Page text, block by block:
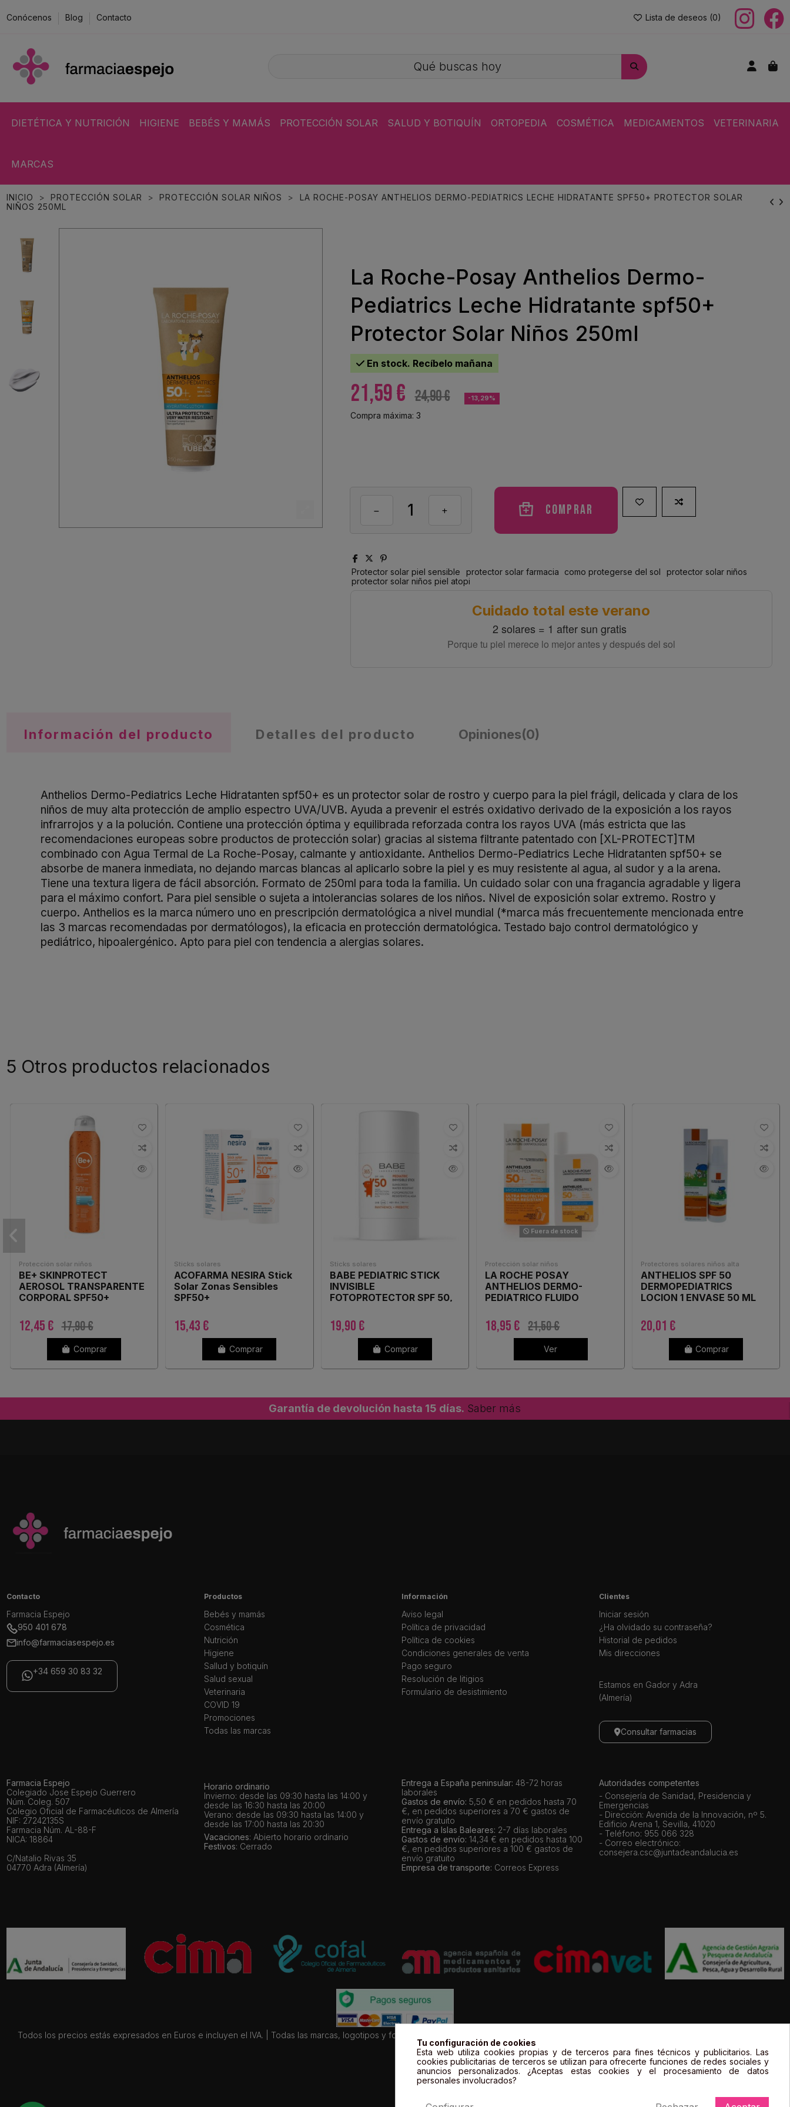
Conócenos Blog Contacto Lista de deseos (0)
DIETÉTICA Y NUTRICIÓN HIGIENE BEBÉS Y MAMÁS PROTECCIÓN SOLAR SALUD Y BOTIQUÍN ORTOPEDIA COSMÉTICA MEDICAMENTOS VETERINARIA
MARCAS
INICIO PROTECCIÓN SOLAR PROTECCIÓN SOLAR NIÑOS
LA ROCHE-POSAY ANTHELIOS DERMO-PEDIATRICS LECHE HIDRATANTE SPF50+ PROTECTOR SOLAR
NIÑOS 250ML
La Roche-Posay Anthelios Dermo-
Pediatrics Leche Hidratante spf50+
Protector Solar Niños 250ml
En stock. Recíbelo mañana
21,59 € 24,90 € -13,29%
Compra máxima: 3
Comprar
Protector solar piel sensible protector solar farmacia como protegerse del sol
protector solar niños
protector solar niños piel atopi
Cuidado total este verano
2 solares = 1 after sun gratis
Porque tu piel merece lo mejor antes y después del sol
Información del producto Detalles del producto Opiniones(0)
Anthelios Dermo-Pediatrics Leche Hidratanten spf50+ es un protector solar de rostro y cuerpo para la piel frágil, delicada y clara de los
niños de muy alta protección de amplio espectro UVA/UVB. Ayuda a prevenir el estrés oxidativo derivado de la exposición a los rayos
infrarrojos y a la polución. Contiene una protección óptima y equilibrada reforzada contra los rayos UVA (más estricta que las
recomendaciones europeas sobre productos de protección solar) gracias al sistema filtrante patentado con [XL-PROTECT]TM
combinado con Agua Termal de La Roche-Posay, calmante y antioxidante. Anthelios Dermo-Pediatrics Leche Hidratanten spf50+ se
absorbe de manera inmediata, no dejando marcas blancas al aplicarlo sobre la piel y es muy resistente al agua, al sudor y a la arena.
Tiene una textura ligera de fácil absorción. Formato de 250ml para toda la familia. Un cuidado solar con una fragancia agradable y ligera
para el máximo confort. Para piel sensible o sujeta a intolerancias solares de los niños. Nivel de exposición solar extremo. Rostro y
cuerpo. Anthelios es la marca número uno en prescripción dermatológica a nivel mundial (*marca más frecuentemente mencionada entre
las 3 marcas recomendadas por dermatólogos), la eficacia en protección dermatológica. Testado bajo control dermatológico y
pediátrico, hipoalergénico. Apto para piel con tendencia a alergias solares.
5 Otros productos relacionados
Protección solar niños
BE+ SKINPROTECT
AEROSOL TRANSPARENTE
CORPORAL SPF50+
12,45 € 17,90 €
Comprar
Sticks solares
ACOFARMA NESIRA Stick
Solar Zonas Sensibles
SPF50+
15,43 €
Comprar
Sticks solares
BABE PEDIATRIC STICK
INVISIBLE
FOTOPROTECTOR SPF 50,
19,90 €
Comprar
Fuera de stock
Protección solar niños
LA ROCHE POSAY
ANTHELIOS DERMO-
PEDIATRICO FLUIDO
18,95 € 21,50 €
Ver
Protectores solares niños alta
ANTHELIOS SPF 50
DERMOPEDIATRICS
LOCION 1 ENVASE 50 ML
20,01 €
Comprar
Garantía de devolución hasta 15 días. Saber más
Contacto
Farmacia Espejo
950 401 678
info@farmaciasespejo.es
+34 659 30 83 32
Productos
Bebés y mamás
Cosmética
Nutrición
Higiene
Sallud y botiquín
Salud sexual
Veterinaria
COVID 19
Promociones
Todas las marcas
Información
Aviso legal
Política de privacidad
Política de cookies
Condiciones generales de venta
Pago seguro
Resolución de litigios
Formulario de desistimiento
Clientes
Iniciar sesión
¿Ha olvidado su contraseña?
Historial de pedidos
Mis direcciones
Estamos en Gador y Adra
(Almería)
Consultar farmacias
Farmacia Espejo
Colegiado Jose Espejo Guerrero
Núm. Coleg. 507
Colegio Oficial de Farmacéuticos de Almería
NIF: 27242135S
Farmacia Núm. AL-88-F
NICA: 18864
C/Natalio Rivas 35
04770 Adra (Almería)
Horario ordinario
Invierno: desde las 09:30 hasta las 14:00 y
desde las 16:30 hasta las 20:00
Verano: desde las 09:30 hasta las 14:00 y
desde las 17:00 hasta las 20:30
Vacaciones: Abierto horario ordinario
Festivos: Cerrado
Entrega a España peninsular: 48-72 horas
laborales
Gastos de envío: 5,50 € en pedidos hasta 70
€, en pedidos superiores a 70 € gastos de
envío gratuito
Entrega a Islas Baleares: 2-7 días laborales
Gastos de envío: 14,34 € en pedidos hasta 100
€, en pedidos superiores a 100 € gastos de
envío gratuito
Empresa de transporte: Correos Express
Autoridades competentes
- Consejería de Sanidad, Presidencia y
Emergencias
- Dirección: Avenida de la Innovación, nº 5.
Edificio Arena 1, Sevilla, 41020
- Teléfono: 955 066 328
- Correo electrónico:
consejera.csc@juntadeandalucia.es
Todos los precios estás expresados en Euros e incluyen el IVA. | Todas las marcas, logotipos y fotos de productos son propiedad legal de sus propietarios y sólo se muestran a título informativo.
Tu configuración de cookies
Esta web utiliza cookies propias y de terceros para fines técnicos y publicitarios. Las
cookies publicitarias de terceros se utilizan para ofrecerte funciones de redes sociales y
anuncios personalizados. ¿Aceptas estas cookies y el procesamiento de datos
personales involucrados?